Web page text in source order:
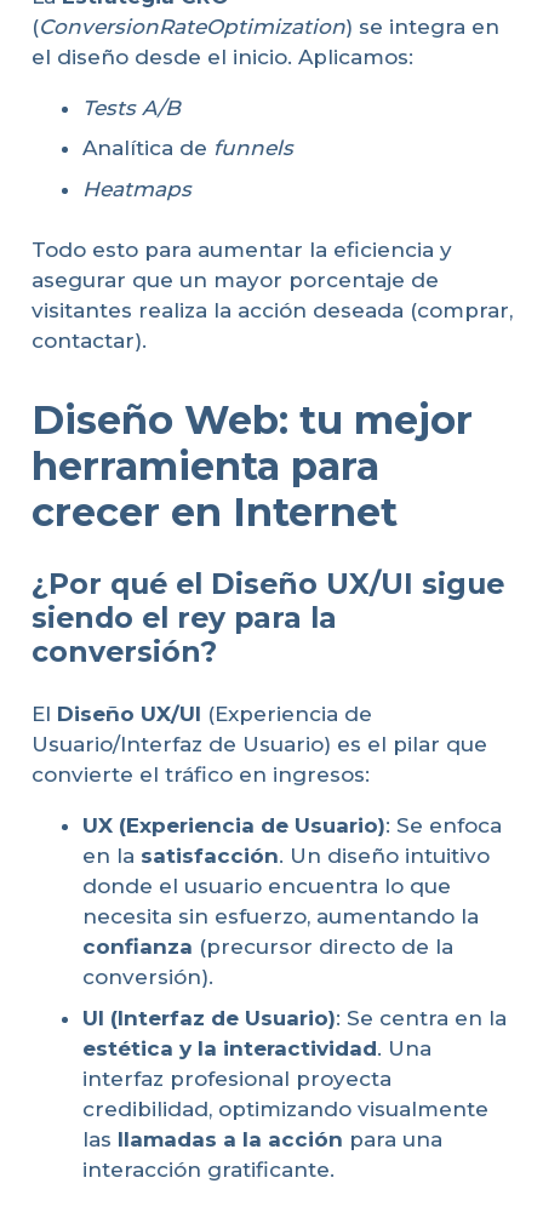
(ConversionRateOptimization) se integra en
el diseño desde el inicio. Aplicamos:
Tests A/B
Analítica de funnels
Heatmaps
Todo esto para aumentar la eficiencia y
asegurar que un mayor porcentaje de
visitantes realiza la acción deseada (comprar,
contactar).
Diseño Web: tu mejor
herramienta para
crecer en Internet
¿Por qué el Diseño UX/UI sigue
siendo el rey para la
conversión?
El Diseño UX/UI (Experiencia de
Usuario/Interfaz de Usuario) es el pilar que
convierte el tráfico en ingresos:
UX (Experiencia de Usuario): Se enfoca
en la satisfacción. Un diseño intuitivo
donde el usuario encuentra lo que
necesita sin esfuerzo, aumentando la
confianza (precursor directo de la
conversión).
UI (Interfaz de Usuario): Se centra en la
estética y la interactividad. Una
interfaz profesional proyecta
credibilidad, optimizando visualmente
las llamadas a la acción para una
interacción gratificante.